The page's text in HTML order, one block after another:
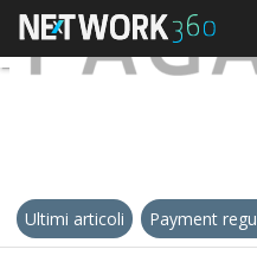
Ultimi articoli Payment